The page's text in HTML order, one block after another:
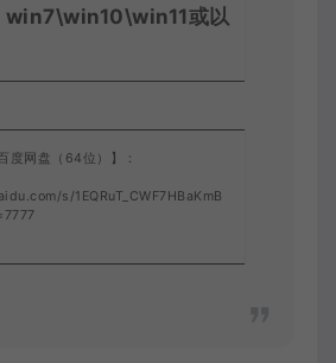
win7\win10\win11或以
度网盘（64位）】：
s/1EQRuT_CWF7HBaKmB